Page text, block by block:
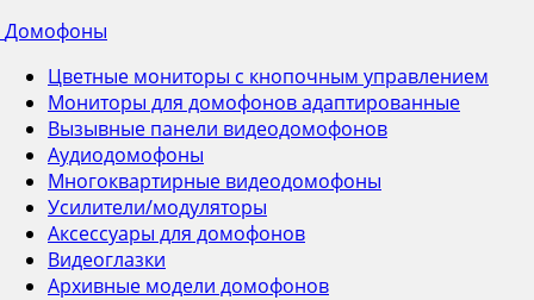
Домофоны
Цветные мониторы с кнопочным управлением
Мониторы для домофонов адаптированные
Вызывные панели видеодомофонов
Аудиодомофоны
Многоквартирные видеодомофоны
Усилители/модуляторы
Аксессуары для домофонов
Видеоглазки
Архивные модели домофонов